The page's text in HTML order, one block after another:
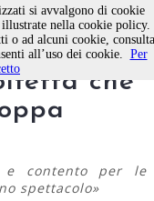
Il derby
che
e contento per le
spettacolo»
si avvalgono di cookie
nella cookie policy.
o ad alcuni cookie, consulta
all’uso dei cookie. Per